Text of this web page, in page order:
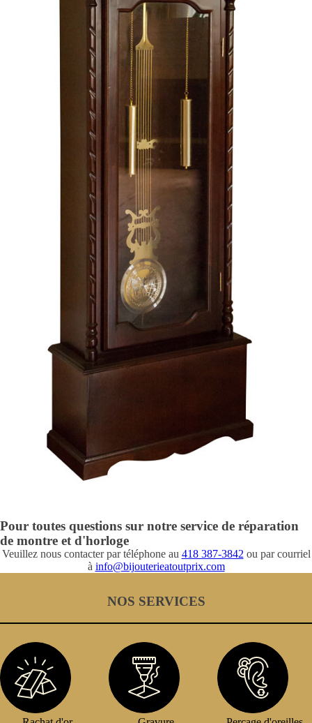
Pour toutes questions sur notre service de réparation
de montre et d'horloge
Veuillez nous contacter par téléphone au 418 387-3842 ou par courriel
à info@bijouterieatoutprix.com
NOS SERVICES